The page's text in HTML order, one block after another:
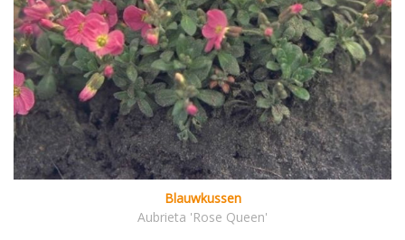
Blauwkussen
Aubrieta 'Rose Queen'